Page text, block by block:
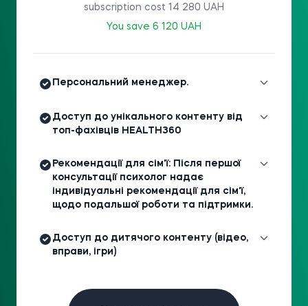
subscription cost 14 280 UAH
You save 6 120 UAH
Персональний менеджер.
Доступ до унікального контенту від
топ-фахівців HEALTH360
Рекомендації для сім'ї: Після першої
консультації психолог надає
індивідуальні рекомендації для сім'ї,
щодо подальшої роботи та підтримки.
Доступ до дитячого контенту (відео,
вправи, ігри)